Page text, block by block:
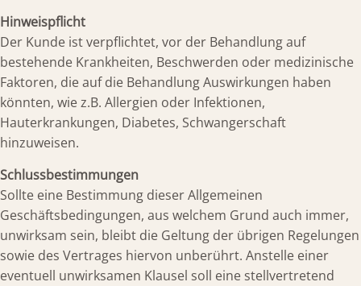
Hinweispflicht
Der Kunde ist verpflichtet, vor der Behandlung auf
bestehende Krankheiten, Beschwerden oder medizinische
Faktoren, die auf die Behandlung Auswirkungen haben
könnten, wie z.B. Allergien oder Infektionen,
Hauterkrankungen, Diabetes, Schwangerschaft
hinzuweisen.
Schlussbestimmungen
Sollte eine Bestimmung dieser Allgemeinen
Geschäftsbedingungen, aus welchem Grund auch immer,
unwirksam sein, bleibt die Geltung der übrigen Regelungen
sowie des Vertrages hiervon unberührt. Anstelle einer
eventuell unwirksamen Klausel soll eine stellvertretend